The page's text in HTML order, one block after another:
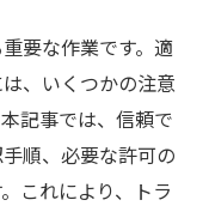
要な作業です。適
、いくつかの注意
記事では、信頼で
順、必要な許可の
これにより、トラ